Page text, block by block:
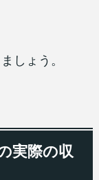
しょう。
実際の収